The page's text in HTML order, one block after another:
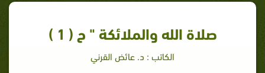
صلاة الله والملائكة " ح ( 1 )
الكاتب : د. عائض القرني